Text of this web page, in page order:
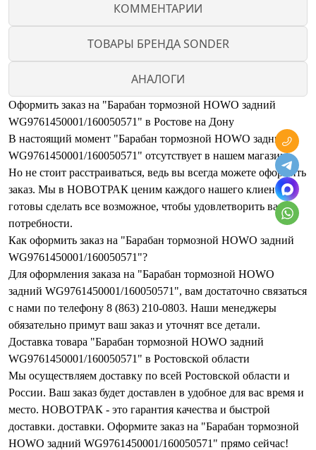
КОММЕНТАРИИ
ТОВАРЫ БРЕНДА SONDER
АНАЛОГИ
Оформить заказ на "Барабан тормозной HOWO задний
WG9761450001/160050571" в Ростове на Дону
В настоящий момент "Барабан тормозной HOWO задний
WG9761450001/160050571" отсутствует в нашем магазине.
Но не стоит расстраиваться, ведь вы всегда можете оформить
заказ. Мы в НОВОТРАК ценим каждого нашего клиента и
готовы сделать все возможное, чтобы удовлетворить ваши
потребности.
Как оформить заказ на "Барабан тормозной HOWO задний
WG9761450001/160050571"?
Для оформления заказа на "Барабан тормозной HOWO
задний WG9761450001/160050571", вам достаточно связаться
с нами по телефону 8 (863) 210-0803. Наши менеджеры
обязательно примут ваш заказ и уточнят все детали.
Доставка товара "Барабан тормозной HOWO задний
WG9761450001/160050571" в Ростовской области
Мы осуществляем доставку по всей Ростовской области и
России. Ваш заказ будет доставлен в удобное для вас время и
место. НОВОТРАК - это гарантия качества и быстрой
доставки. доставки. Оформите заказ на "Барабан тормозной
HOWO задний WG9761450001/160050571" прямо сейчас!